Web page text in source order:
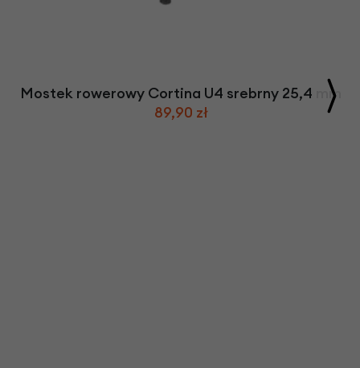
Mostek rowerowy Cortina U4 srebrny 25,4 mm
89,90 zł